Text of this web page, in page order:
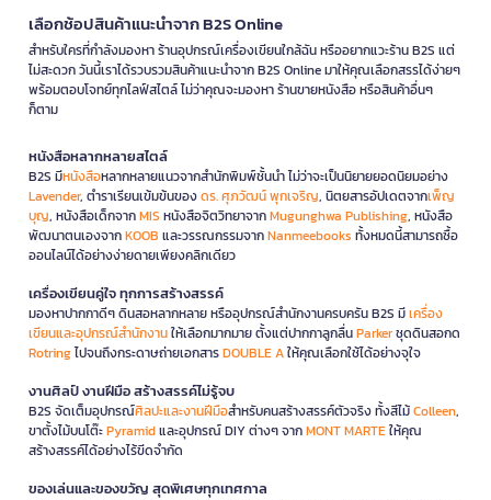
เลือกช้อปสินค้าแนะนำจาก B2S Online
สำหรับใครที่กำลังมองหา ร้านอุปกรณ์เครื่องเขียนใกล้ฉัน หรืออยากแวะร้าน B2S แต่
ไม่สะดวก วันนี้เราได้รวบรวมสินค้าแนะนำจาก B2S Online มาให้คุณเลือกสรรได้ง่ายๆ
พร้อมตอบโจทย์ทุกไลฟ์สไตล์ ไม่ว่าคุณจะมองหา ร้านขายหนังสือ หรือสินค้าอื่นๆ
ก็ตาม
หนังสือหลากหลายสไตล์
B2S มีหนังสือหลากหลายแนวจากสำนักพิมพ์ชั้นนำ ไม่ว่าจะเป็นนิยายยอดนิยมอย่าง
Lavender, ตำราเรียนเข้มข้นของดร. ศุภวัฒน์ พุกเจริญ, นิตยสารอัปเดตจากเพ็ญ
บุญ, หนังสือเด็กจากMIS หนังสือจิตวิทยาจากMugunghwa Publishing, หนังสือ
พัฒนาตนเองจากKOOB และวรรณกรรมจากNanmeebooks ทั้งหมดนี้สามารถซื้อ
ออนไลน์ได้อย่างง่ายดายเพียงคลิกเดียว
เครื่องเขียนคู่ใจ ทุกการสร้างสรรค์
มองหาปากกาดีๆ ดินสอหลากหลาย หรืออุปกรณ์สำนักงานครบครัน B2S มีเครื่อง
เขียนและอุปกรณ์สำนักงานให้เลือกมากมาย ตั้งแต่ปากกาลูกลื่นParkerชุดดินสอกด
Rotringไปจนถึงกระดาษถ่ายเอกสารDOUBLE Aให้คุณเลือกใช้ได้อย่างจุใจ
งานศิลป์ งานฝีมือ สร้างสรรค์ไม่รู้จบ
B2S จัดเต็มอุปกรณ์ศิลปะและงานฝีมือสำหรับคนสร้างสรรค์ตัวจริง ทั้งสีไม้Colleen,
ขาตั้งไม้บนโต๊ะPyramidและอุปกรณ์ DIY ต่างๆ จากMONT MARTEให้คุณ
สร้างสรรค์ได้อย่างไร้ขีดจำกัด
ของเล่นและของขวัญ สุดพิเศษทุกเทศกาล